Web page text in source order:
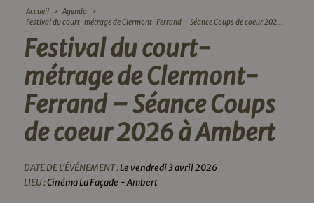
Accueil > Agenda >
Festival du court-métrage de Clermont-Ferrand – Séance Coups de coeur 202...
Festival du court-
métrage de Clermont-
Ferrand – Séance Coups
de coeur 2026 à Ambert
DATE DE L'ÉVÉNEMENT :Le vendredi 3 avril 2026
LIEU :Cinéma La Façade - Ambert